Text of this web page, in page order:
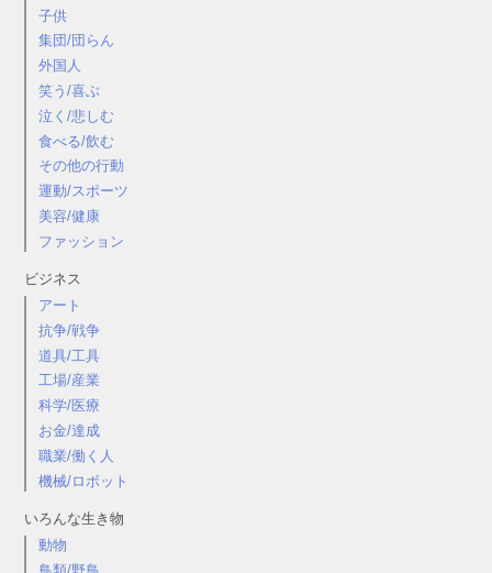
子供
集団/団らん
外国人
笑う/喜ぶ
泣く/悲しむ
食べる/飲む
その他の行動
運動/スポーツ
美容/健康
ファッション
ビジネス
アート
抗争/戦争
道具/工具
工場/産業
科学/医療
お金/達成
職業/働く人
機械/ロボット
いろんな生き物
動物